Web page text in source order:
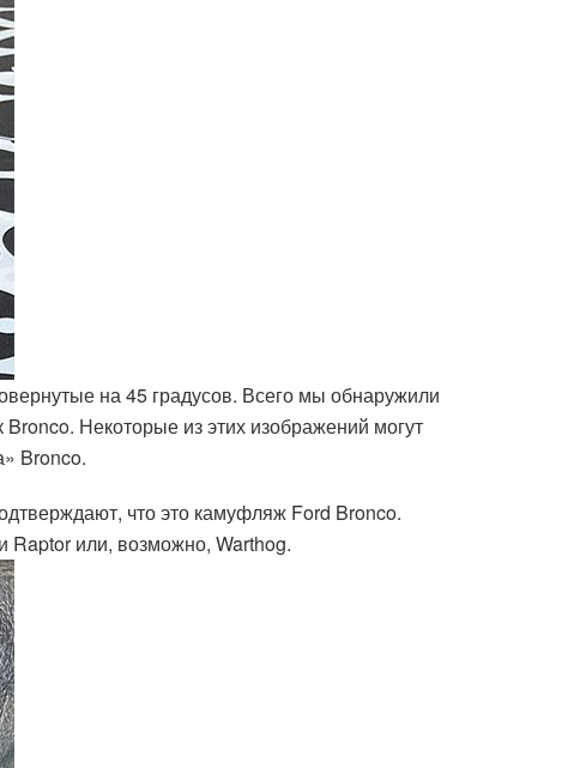
на 45 градусов. Всего мы обнаружили
Некоторые из этих изображений могут
Bronco.
что это камуфляж Ford Bronco.
Raptor или, возможно, Warthog.